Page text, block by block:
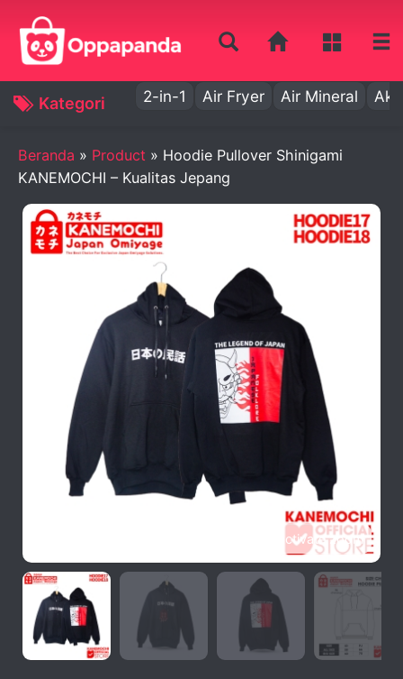
Kategori 2-in-1 Air Fryer Air Mineral Aki
Beranda » Product » Hoodie Pullover Shinigami
KANEMOCHI – Kualitas Jepang
activate zoom